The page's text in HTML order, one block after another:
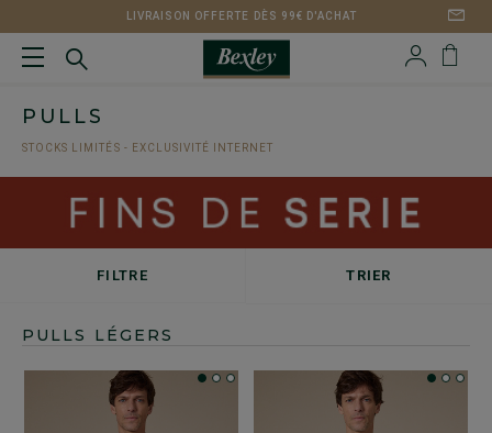
LIVRAISON OFFERTE DÈS 99€ D'ACHAT
PULLS
STOCKS LIMITÉS - EXCLUSIVITÉ INTERNET
TRIER
PULLS LÉGERS
FILTRE